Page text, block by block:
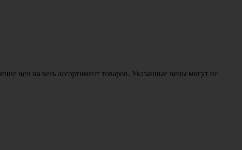
цен на весь ассортимент товаров. Указанные цены могут не